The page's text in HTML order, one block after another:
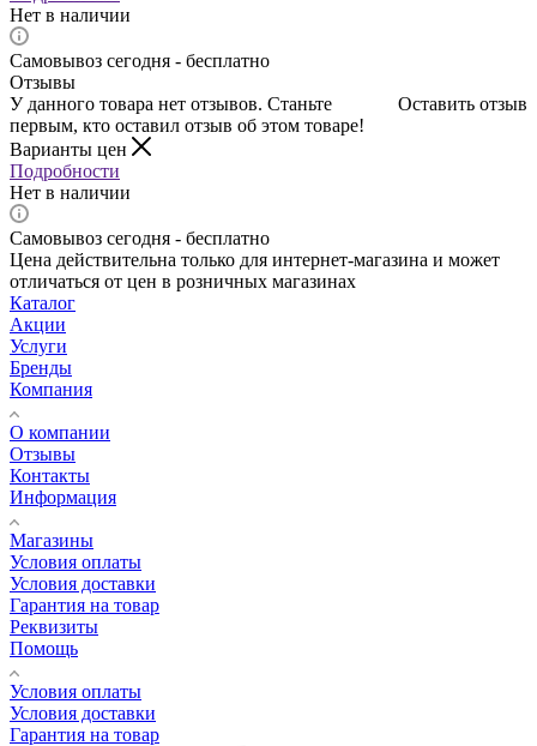
Нет в наличии
Самовывоз сегодня - бесплатно
Отзывы
Оставить отзыв
У данного товара нет отзывов. Станьте
первым, кто оставил отзыв об этом товаре!
Варианты цен
Подробности
Нет в наличии
Самовывоз сегодня - бесплатно
Цена действительна только для интернет-магазина и может
отличаться от цен в розничных магазинах
Каталог
Акции
Услуги
Бренды
Компания
О компании
Отзывы
Контакты
Информация
Магазины
Условия оплаты
Условия доставки
Гарантия на товар
Реквизиты
Помощь
Условия оплаты
Условия доставки
Гарантия на товар